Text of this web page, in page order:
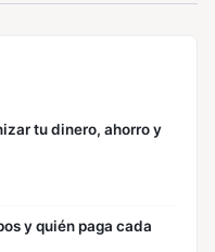
tu dinero, ahorro y
y quién paga cada